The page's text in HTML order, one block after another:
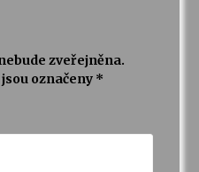
zveřejněna.
označeny *